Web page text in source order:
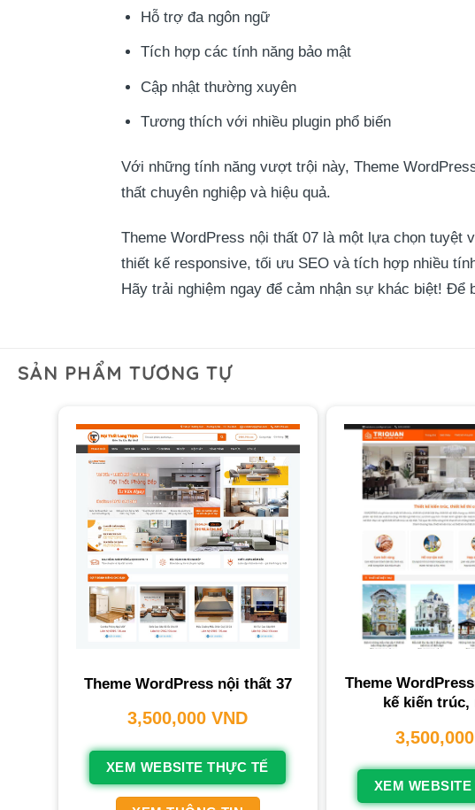
Hỗ trợ đa ngôn ngữ
Tích hợp các tính năng bảo mật
Cập nhật thường xuyên
Tương thích với nhiều plugin phổ biến
Với những tính năng vượt trội này, Theme
thất chuyên nghiệp và hiệu quả.
Theme WordPress nội thất 07 là một lựa chọn tuyệt
thiết kế responsive, tối ưu SEO và tích hợp nhiều
Hãy trải nghiệm ngay để cảm nhận sự khác biệt!
SẢN PHẨM TƯƠNG TỰ
Theme WordPress nội thất 37
3,500,000VND
XEM WEBSITE THỰC TẾ
Theme
kế kiến
XEM